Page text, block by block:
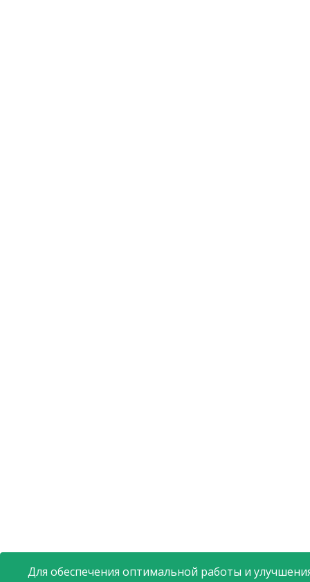
Для обеспечения оптимальной работы и